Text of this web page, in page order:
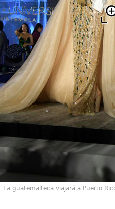
La guatemalteca viajará a Puerto